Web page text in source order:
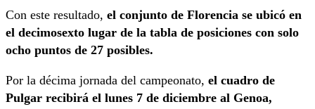
Con este resultado, el conjunto de Florencia se ubicó en
el decimosexto lugar de la tabla de posiciones con solo
ocho puntos de 27 posibles.
Por la décima jornada del campeonato, el cuadro de
Pulgar recibirá el lunes 7 de diciembre al Genoa,